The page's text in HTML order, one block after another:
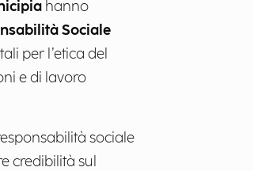
hanno
Sociale
per l’etica del
e di lavoro
sociale
credibilità sul